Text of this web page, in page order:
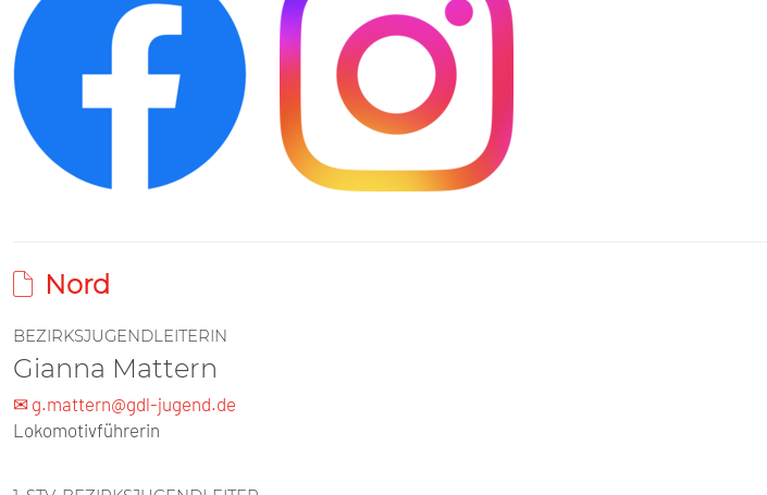
Nord
BEZIRKSJUGENDLEITERIN
Gianna Mattern
✉ g.mattern@gdl-jugend.de
Lokomotivführerin